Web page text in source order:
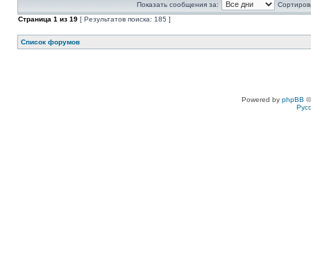
Показать сообщения за:
Страница 1 из 19 [ Результатов поиска: 185 ]
Список форумов
Powered by phpBB